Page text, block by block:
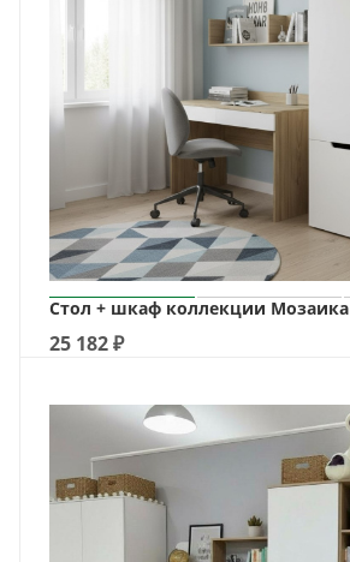
Стол + шкаф коллекции Мозаика
25 182₽